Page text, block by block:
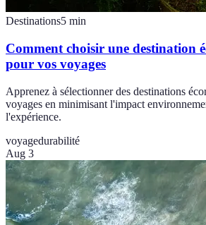
Destinations5 min
Comment choisir une destination
pour vos voyages
Apprenez à sélectionner des destinations
voyages en minimisant l'impact
l'expérience.
voyagedurabilité
Aug 3